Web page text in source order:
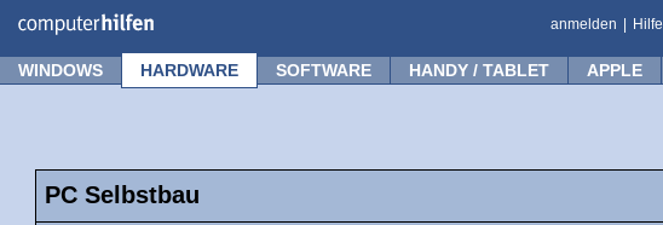
anmelden Hilfe
WINDOWS HARDWARE SOFTWARE HANDY / TABLET APPLE
PC Selbstbau